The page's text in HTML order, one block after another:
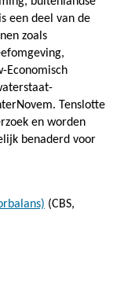
een deel van de
zoals
Economisch
Tenslotte
en worden
benaderd voor
(CBS,